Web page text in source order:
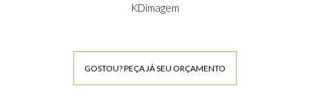
KDimagem
GOSTOU? PEÇA JÁ SEU ORÇAMENTO